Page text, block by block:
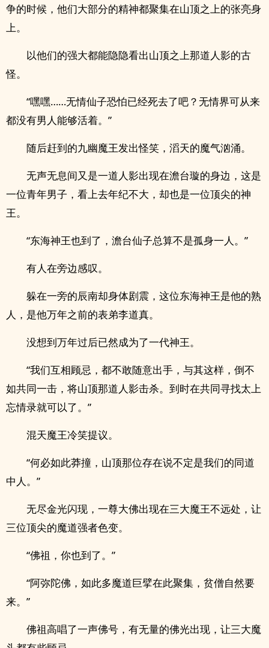
争的时候，他们大部分的精神都聚集在山顶之上的张亮身
上。
以他们的强大都能隐隐看出山顶之上那道人影的古
怪。
“嘿嘿……无情仙子恐怕已经死去了吧？无情界可从来
都没有男人能够活着。”
随后赶到的九幽魔王发出怪笑，滔天的魔气汹涌。
无声无息间又是一道人影出现在澹台璇的身边，这是
一位青年男子，看上去年纪不大，却也是一位顶尖的神
王。
“东海神王也到了，澹台仙子总算不是孤身一人。”
有人在旁边感叹。
躲在一旁的辰南却身体剧震，这位东海神王是他的熟
人，是他万年之前的表弟李道真。
没想到万年过后已然成为了一代神王。
“我们互相顾忌，都不敢随意出手，与其这样，倒不
如共同一击，将山顶那道人影击杀。到时在共同寻找太上
忘情录就可以了。”
混天魔王冷笑提议。
“何必如此莽撞，山顶那位存在说不定是我们的同道
中人。”
无尽金光闪现，一尊大佛出现在三大魔王不远处，让
三位顶尖的魔道强者色变。
“佛祖，你也到了。”
“阿弥陀佛，如此多魔道巨擘在此聚集，贫僧自然要
来。”
佛祖高唱了一声佛号，有无量的佛光出现，让三大魔